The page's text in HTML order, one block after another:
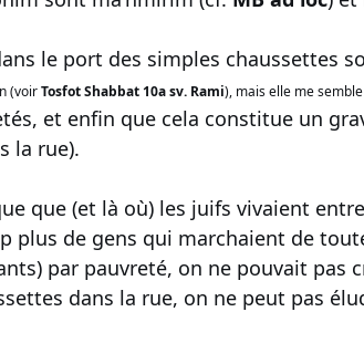
le port des simples chaussettes
(voirTosfot Shabbat 10a sv. Rami), mais elle me
et enfin que cela constitue un
la rue).
que (et là où) les juifs vivaient
plus de gens qui marchaient de
par pauvreté, on ne pouvait pas
dans la rue, on ne peut pas